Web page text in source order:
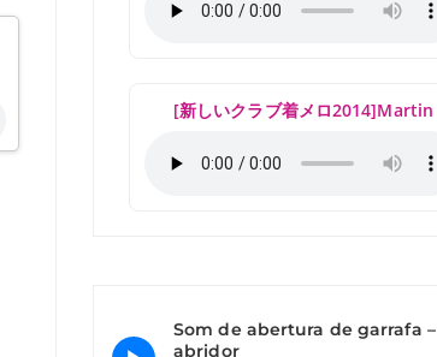
[新しいクラブ着メロ2014]Martin
Som de abertura de garrafa –
abridor